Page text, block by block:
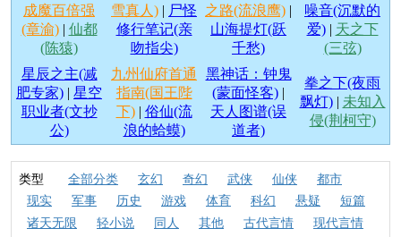
成魔百倍强
(章渝)| 仙都
(陈猿)
雪真人) | 尸怪
修行笔记(亲
吻指尖)
之路(流浪鹰) |
山海提灯(跃
千愁)
噪音(沉默的
爱)| 天之下
(三弦)
星辰之主(减
肥专家) | 星空
职业者(文抄
公)
九州仙府首通
指南(国王陛
下)| 俗仙(流
浪的蛤蟆)
黑神话：钟鬼
(蒙面怪客) |
天人图谱(误
道者)
拳之下(夜雨
飘灯)| 未知入
侵(荆柯守)
类型 全部分类 玄幻 奇幻 武侠 仙侠
都市
现实
军事 历史 游戏 体育 科幻 悬疑
短篇
诸天无限
轻小说 同人 其他 古代言情
现代言情